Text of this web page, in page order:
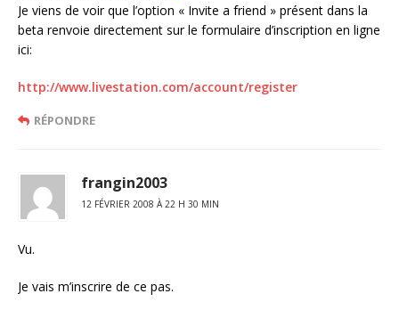
Je viens de voir que l’option « Invite a friend » présent dans la
beta renvoie directement sur le formulaire d’inscription en ligne
ici:
http://www.livestation.com/account/register
RÉPONDRE
frangin2003
12 FÉVRIER 2008 À 22 H 30 MIN
Vu.
Je vais m’inscrire de ce pas.